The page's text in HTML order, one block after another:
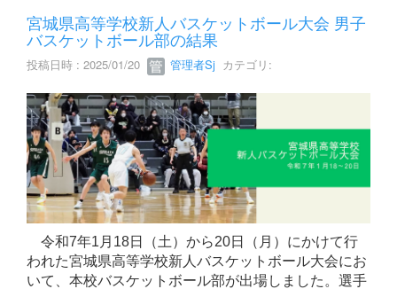
宮城県高等学校新人バスケットボール大会 男子
バスケットボール部の結果
投稿日時 : 2025/01/20 管理者Sj カテゴリ:
令和7年1月18日（土）から20日（月）にかけて行
われた宮城県高等学校新人バスケットボール大会にお
いて、本校バスケットボール部が出場しました。選手